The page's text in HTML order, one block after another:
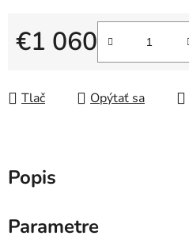
€1 060
Jednotková cena:
Tlač Opýtať sa
Popis
Parametre